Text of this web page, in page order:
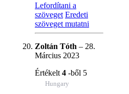
Lefordítani a
szöveget Eredeti
szöveget mutatni
Zoltán Tóth – 28.
Március 2023
Értékelt 4 -ből 5
Hungary